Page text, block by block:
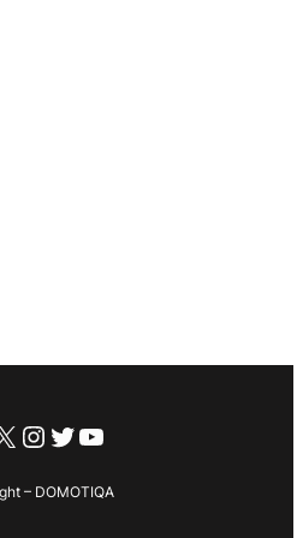
Instagram
Twitter
YouTube
– DOMOTIQA